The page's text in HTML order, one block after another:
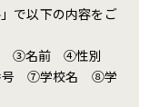
で以下の内容をご
前 ④性別
学校名 ⑧学